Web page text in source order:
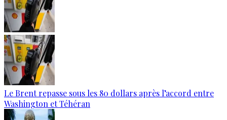
Le Brent repasse sous les 80 dollars après l’accord entre
Washington et Téhéran